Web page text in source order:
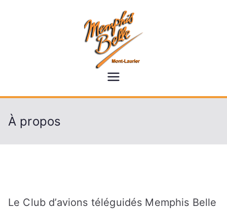
memphisb
À propos
Le Club d’avions téléguidés Memphis Belle